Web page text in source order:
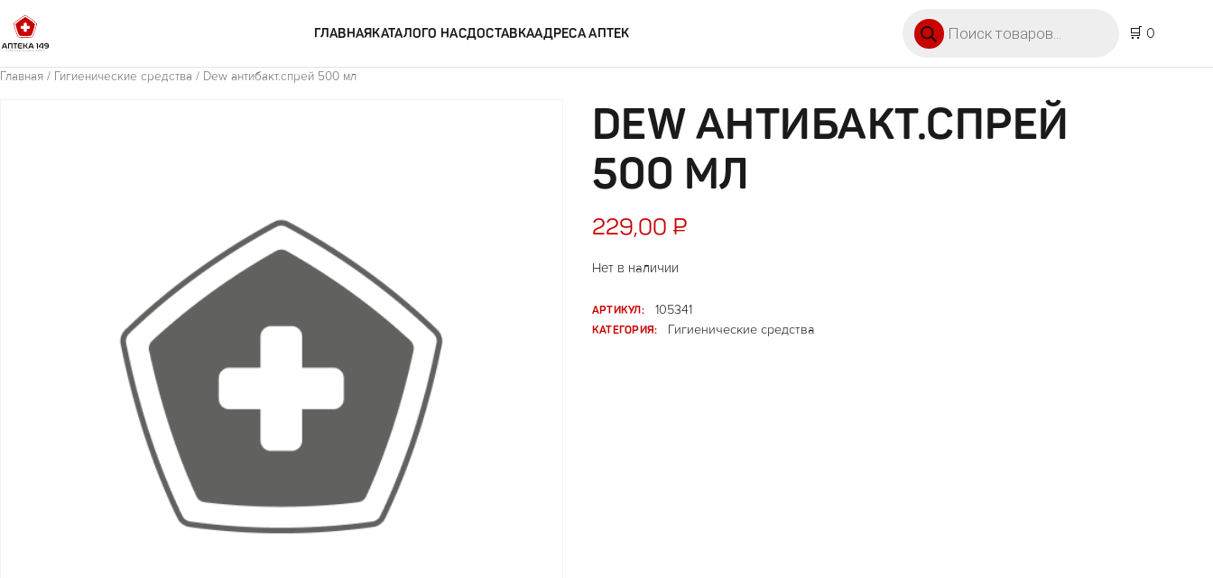
ГЛАВНАЯКАТАЛОГО НАСДОСТАВКААДРЕСА АПТЕК
🛒 0
Главная / Гигиенические средства / Dew антибакт.спрей 500 мл
DEW АНТИБАКТ.СПРЕЙ
500 МЛ
229,00 ₽
Нет в наличии
АРТИКУЛ:
105341
КАТЕГОРИЯ:
Гигиенические средства